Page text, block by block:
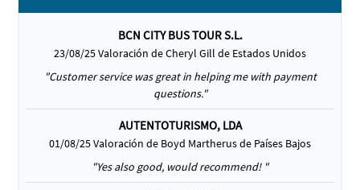
BCN CITY BUS TOUR S.L.
23/08/25 Valoración de Cheryl Gill de Estados Unidos
"Customer service was great in helping me with payment
questions."
AUTENTOTURISMO, LDA
01/08/25 Valoración de Boyd Martherus de Países Bajos
"Yes also good, would recommend! "